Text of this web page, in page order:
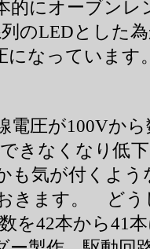
にオーブンレ
のLEDとした
になっていま
電圧が100Vか
きなくなり低
も気が付くよ
きます。 どう
を42本から41